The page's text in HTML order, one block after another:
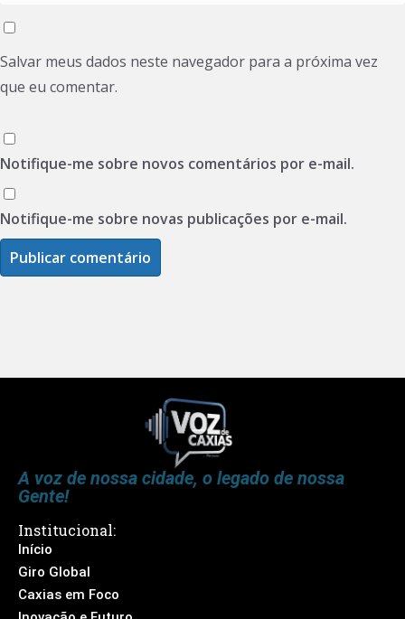
Salvar meus dados neste navegador para a próxima vez
que eu comentar.
Notifique-me sobre novos comentários por e-mail.
Notifique-me sobre novas publicações por e-mail.
A voz de nossa cidade, o legado de nossa
Gente!
Institucional:
Início
Giro Global
Caxias em Foco